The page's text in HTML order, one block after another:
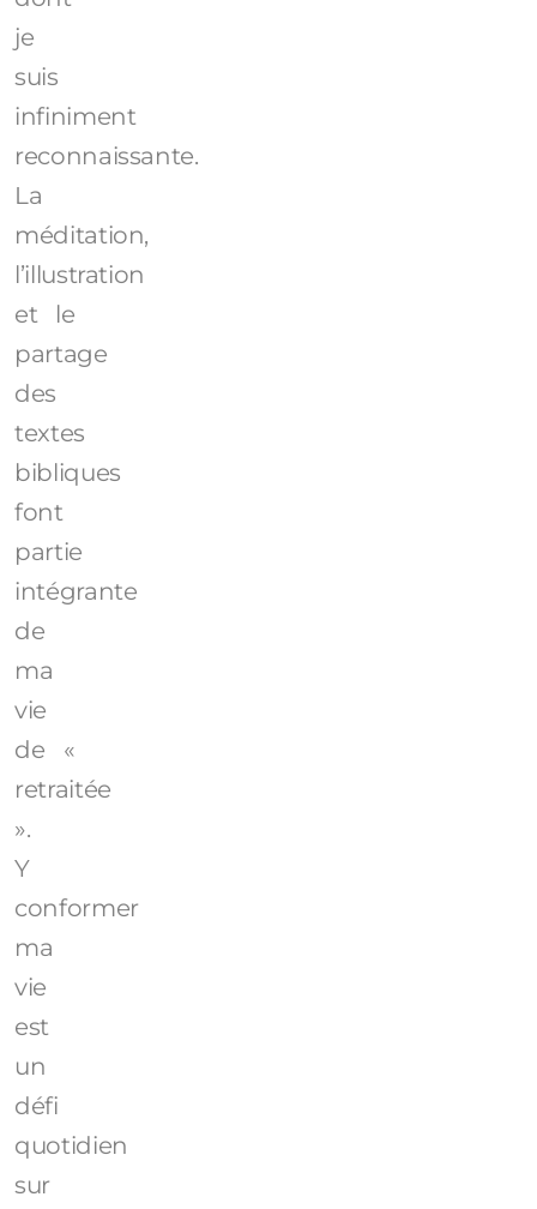
je
suis
infiniment
reconnaissante.
La
méditation,
l’illustration
et le
partage
des
textes
bibliques
font
partie
intégrante
de
ma
vie
de «
retraitée
».
Y
conformer
ma
vie
est
un
défi
quotidien
sur